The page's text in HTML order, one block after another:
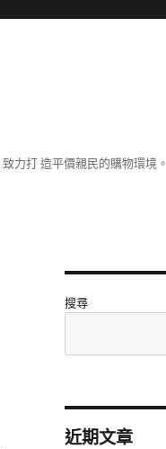
力打 造平價親民的購物環境。
搜尋
近期文章